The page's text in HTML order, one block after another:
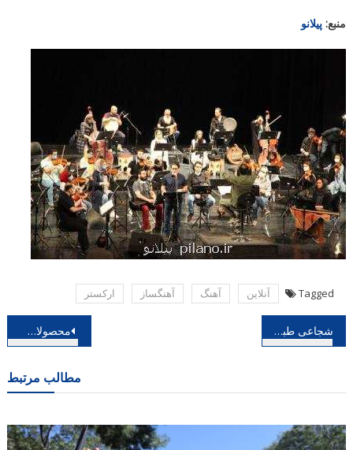
منبع: پیلانو
Tagged آنلاین آهنگ آهنگساز اركستر
راهبری
محصولات چری و ام وی ام مدیران خودرو شجاعی طباطبایی با مهر مطرح کرد؛ مرگ مشکوک کاریکاتوریست ایرانی در سوئیس
مطالب مرتبط